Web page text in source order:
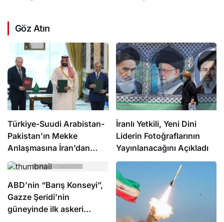
Göz Atın
Türkiye-Suudi Arabistan-
Pakistan’ın Mekke
Anlaşmasına İran’dan
dikkat çeken yorum
İranlı Yetkili, Yeni Dini
Liderin Fotoğraflarının
Yayınlanacağını Açıkladı
ABD’nin “Barış Konseyi”,
Gazze Şeridi’nin
güneyinde ilk askeri